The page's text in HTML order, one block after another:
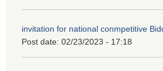
invitation for national conmpetitive
Post date: 02/23/2023 - 17:18